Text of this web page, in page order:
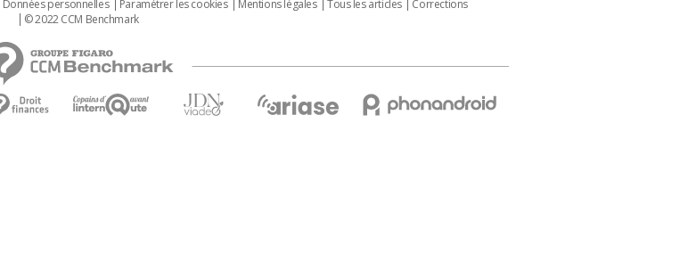
Données personnelles Paramétrer les cookies Mentions légales Tous les articles
Corrections
© 2022 CCM Benchmark